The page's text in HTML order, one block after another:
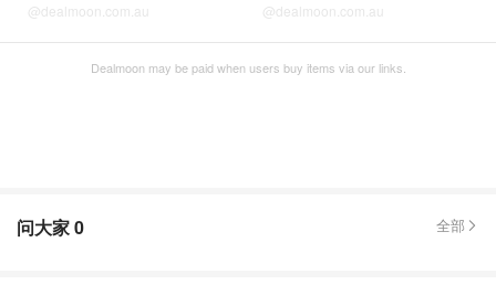
@dealmoon.com.au @dealmoon.com.au
Dealmoon may be paid when users buy items via our links.
问大家0 全部